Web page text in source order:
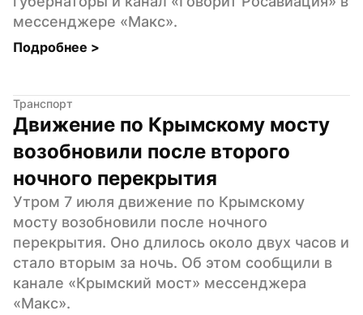
мессенджере «Макс».
Подробнее >
Транспорт
Движение по Крымскому мосту
возобновили после второго
ночного перекрытия
Утром 7 июля движение по Крымскому
мосту возобновили после ночного
перекрытия. Оно длилось около двух часов и
стало вторым за ночь. Об этом сообщили в
канале «Крымский мост» мессенджера
«Макс».